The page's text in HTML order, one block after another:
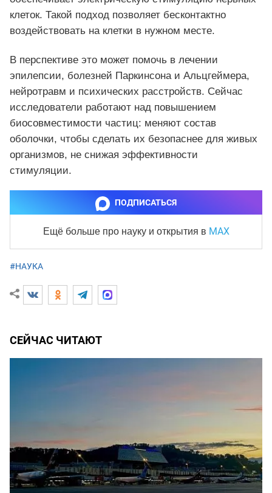
клеток. Такой подход позволяет бесконтактно
воздействовать на клетки в нужном месте.
В перспективе это может помочь в лечении
эпилепсии, болезней Паркинсона и Альцгеймера,
нейротравм и психических расстройств. Сейчас
исследователи работают над повышением
биосовместимости частиц: меняют состав
оболочки, чтобы сделать их безопаснее для живых
организмов, не снижая эффективности
стимуляции.
ПОДПИСАТЬСЯ
Ещё больше про науку и открытия в MAX
#НАУКА
СЕЙЧАС ЧИТАЮТ